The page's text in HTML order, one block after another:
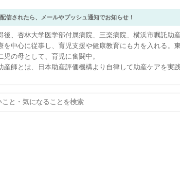
信されたら、メールやプッシュ通知でお知らせ！
後、杏林大学医学部付属病院、三楽病院、横浜市嘱託助
を中心に従事し、育児支援や健康教育にも力を入れる。
児の母として、育児に奮闘中。
師とは、日本助産評価機構より自律して助産ケアを実